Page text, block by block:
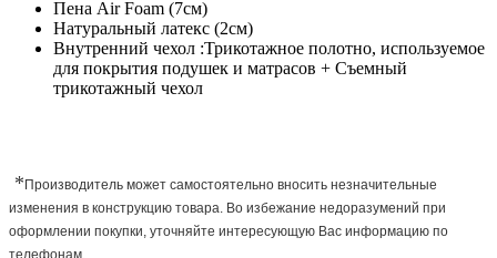
Пена Air Foam (7см)
Натуральный латекс (2см)
Внутренний чехол :Трикотажное полотно, используемое
для покрытия подушек и матрасов + Съемный
трикотажный чехол
*Производитель может самостоятельно вносить незначительные
изменения в конструкцию товара. Во избежание недоразумений при
оформлении покупки, уточняйте интересующую Вас информацию по
телефонам.